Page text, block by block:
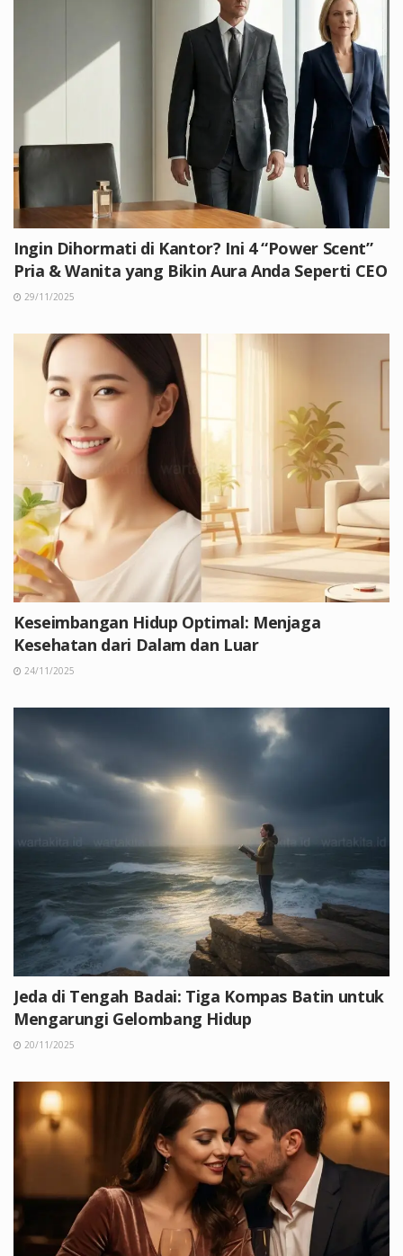
Ingin Dihormati di Kantor? Ini 4 “Power Scent”
Pria & Wanita yang Bikin Aura Anda Seperti CEO
29/11/2025
Keseimbangan Hidup Optimal: Menjaga
Kesehatan dari Dalam dan Luar
24/11/2025
Jeda di Tengah Badai: Tiga Kompas Batin untuk
Mengarungi Gelombang Hidup
20/11/2025